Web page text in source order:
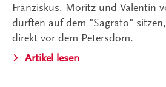
Franziskus. Moritz und Valentin
durften auf dem "Sagrato"
direkt vor dem Petersdom.
Artikel lesen